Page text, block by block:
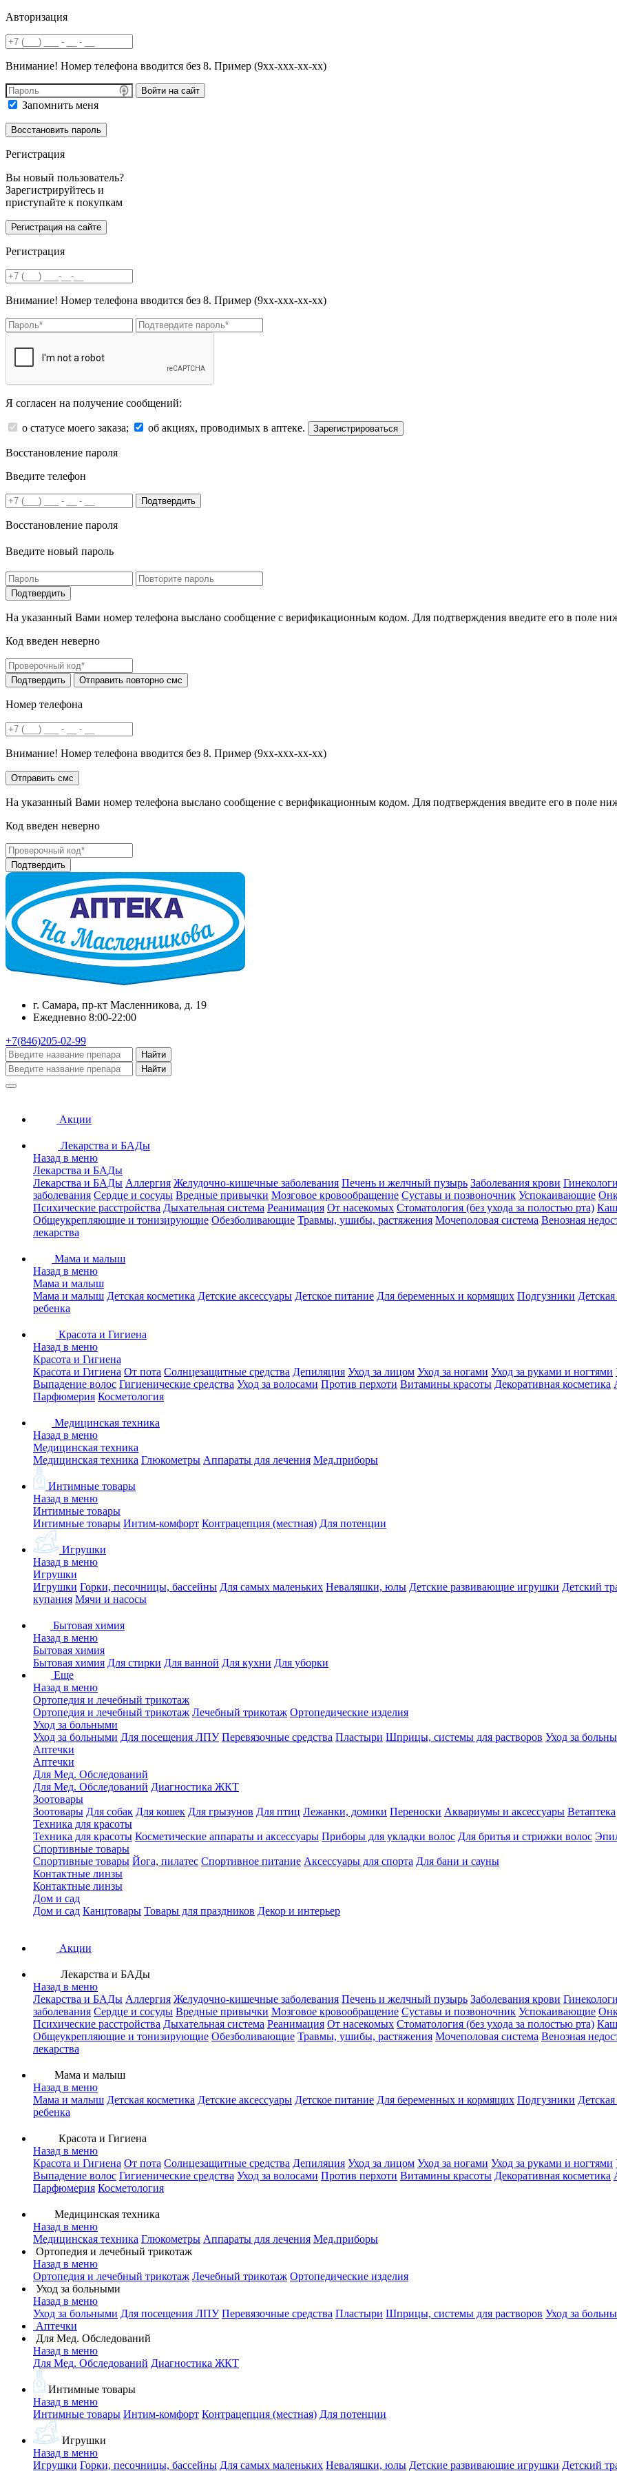
Авторизация
Внимание! Номер телефона вводится без 8. Пример (9хх-ххх-хх-хх)
Войти на сайт
Запомнить меня
Регистрация
Вы новый пользователь?
Зарегистрируйтесь и
приступайте к покупкам
Регистрация
Внимание! Номер телефона вводится без 8. Пример (9хх-ххх-хх-хх)
Я согласен на получение сообщений:
о статусе моего заказа; об акциях, проводимых в аптеке. Зарегистрироваться
Восстановление пароля
Введите телефон
Подтвердить
Восстановление пароля
Введите новый пароль
На указанный Вами номер телефона выслано сообщение с верификационным кодом. Для подтверждения введите его в поле
Код введен неверно
Номер телефона
Внимание! Номер телефона вводится без 8. Пример (9хх-ххх-хх-хх)
На указанный Вами номер телефона выслано сообщение с верификационным кодом. Для подтверждения введите его в поле
Код введен неверно
г. Самара, пр-кт Масленникова, д. 19
Ежедневно 8:00-22:00
+7(846)205-02-99
Найти
Найти
Акции
Лекарства и БАДы
Назад в меню
Лекарства и БАДы
Лекарства и БАДы Аллергия Желудочно-кишечные заболевания Печень и желчный пузырь Заболевания крови
заболевания Сердце и сосуды Вредные привычки Мозговое кровообращение Суставы и позвоночник Успокаивающие
Психические расстройства Дыхательная система Реанимация От насекомых Стоматология (без ухода за полостью рта)
Общеукрепляющие и тонизирующие Обезболивающие Травмы, ушибы, растяжения Мочеполовая система Венозная
лекарства
Мама и малыш
Назад в меню
Мама и малыш
Мама и малыш Детская косметика Детские аксессуары Детское питание Для беременных и кормящих Подгузники
ребенка
Красота и Гигиена
Назад в меню
Красота и Гигиена
Красота и Гигиена От пота Солнцезащитные средства Депиляция Уход за лицом Уход за ногами Уход за руками и ногтями
Выпадение волос Гигиенические средства Уход за волосами Против перхоти Витамины красоты Декоративная косметика
Парфюмерия Косметология
Медицинская техника
Назад в меню
Медицинская техника
Медицинская техника Глюкометры Аппараты для лечения Мед.приборы
Интимные товары
Назад в меню
Интимные товары
Интимные товары Интим-комфорт Контрацепция (местная) Для потенции
Игрушки
Назад в меню
Игрушки
Игрушки Горки, песочницы, бассейны Для самых маленьких Неваляшки, юлы Детские развивающие игрушки Детский
купания Мячи и насосы
Бытовая химия
Назад в меню
Бытовая химия
Бытовая химия Для стирки Для ванной Для кухни Для уборки
Еще
Назад в меню
Ортопедия и лечебный трикотаж
Ортопедия и лечебный трикотаж Лечебный трикотаж Ортопедические изделия
Уход за больными
Уход за больными Для посещения ЛПУ Перевязочные средства Пластыри Шприцы, системы для растворов Уход за
Аптечки
Аптечки
Для Мед. Обследований
Для Мед. Обследований Диагностика ЖКТ
Зоотовары
Зоотовары Для собак Для кошек Для грызунов Для птиц Лежанки, домики Переноски Аквариумы и аксессуары Ветаптека
Техника для красоты
Техника для красоты Косметические аппараты и аксессуары Приборы для укладки волос Для бритья и стрижки волос
Спортивные товары
Спортивные товары Йога, пилатес Спортивное питание Аксессуары для спорта Для бани и сауны
Контактные линзы
Контактные линзы
Дом и сад
Дом и сад Канцтовары Товары для праздников Декор и интерьер
Акции
Лекарства и БАДы
Назад в меню
Лекарства и БАДы Аллергия Желудочно-кишечные заболевания Печень и желчный пузырь Заболевания крови
заболевания Сердце и сосуды Вредные привычки Мозговое кровообращение Суставы и позвоночник Успокаивающие
Психические расстройства Дыхательная система Реанимация От насекомых Стоматология (без ухода за полостью рта)
Общеукрепляющие и тонизирующие Обезболивающие Травмы, ушибы, растяжения Мочеполовая система Венозная
лекарства
Мама и малыш
Назад в меню
Мама и малыш Детская косметика Детские аксессуары Детское питание Для беременных и кормящих Подгузники
ребенка
Красота и Гигиена
Назад в меню
Красота и Гигиена От пота Солнцезащитные средства Депиляция Уход за лицом Уход за ногами Уход за руками и ногтями
Выпадение волос Гигиенические средства Уход за волосами Против перхоти Витамины красоты Декоративная косметика
Парфюмерия Косметология
Медицинская техника
Назад в меню
Медицинская техника Глюкометры Аппараты для лечения Мед.приборы
Ортопедия и лечебный трикотаж
Назад в меню
Ортопедия и лечебный трикотаж Лечебный трикотаж Ортопедические изделия
Уход за больными
Назад в меню
Уход за больными Для посещения ЛПУ Перевязочные средства Пластыри Шприцы, системы для растворов Уход за
Аптечки
Для Мед. Обследований
Назад в меню
Для Мед. Обследований Диагностика ЖКТ
Интимные товары
Назад в меню
Интимные товары Интим-комфорт Контрацепция (местная) Для потенции
Игрушки
Назад в меню
Игрушки Горки, песочницы, бассейны Для самых маленьких Неваляшки, юлы Детские развивающие игрушки Детский